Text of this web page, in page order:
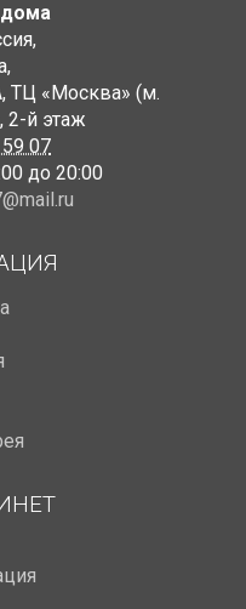
,
,
ТЦ «Москва» (м.
, 2-й этаж
07
до 20:00